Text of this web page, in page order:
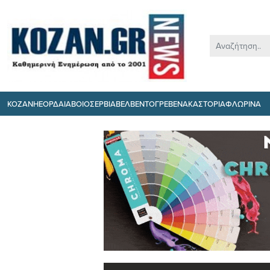
ΚΟΖΑΝΗΕΟΡΔΑΙΑΒΟΙΟΣΕΡΒΙΑΒΕΛΒΕΝΤΟΓΡΕΒΕΝΑΚΑΣΤΟΡΙΑΦΛΩΡΙΝΑ